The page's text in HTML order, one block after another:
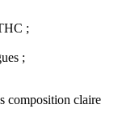
;
;
composition claire